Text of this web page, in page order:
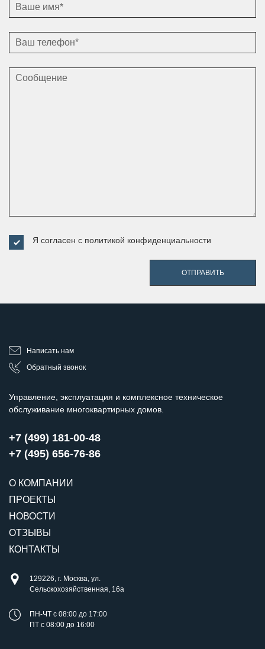
Я согласен с политикой конфиденциальности
ОТПРАВИТЬ
Написать нам
Обратный звонок
Управление, эксплуатация и комплексное техническое
обслуживание многоквартирных домов.
+7 (499) 181-00-48
+7 (495) 656-76-86
О КОМПАНИИ
ПРОЕКТЫ
НОВОСТИ
ОТЗЫВЫ
КОНТАКТЫ
129226, г. Москва, ул.
Сельскохозяйственная, 16а
ПН-ЧТ с 08:00 до 17:00
ПТ с 08:00 до 16:00